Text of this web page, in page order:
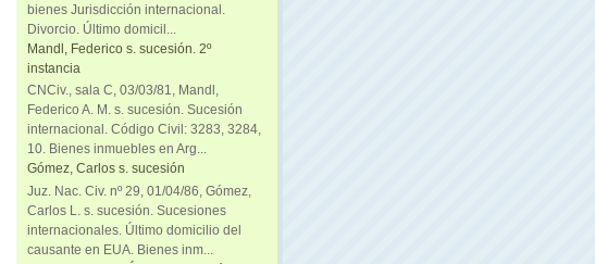
bienes Jurisdicción internacional.
Divorcio. Último domicil...
Mandl, Federico s. sucesión. 2º
instancia
CNCiv., sala C, 03/03/81, Mandl,
Federico A. M. s. sucesión. Sucesión
internacional. Código Civil: 3283, 3284,
10. Bienes inmuebles en Arg...
Gómez, Carlos s. sucesión
Juz. Nac. Civ. nº 29, 01/04/86, Gómez,
Carlos L. s. sucesión. Sucesiones
internacionales. Último domicilio del
causante en EUA. Bienes inm...